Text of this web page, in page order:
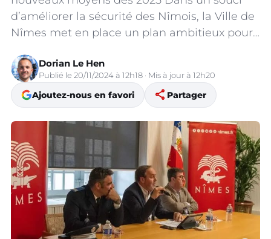
d’améliorer la sécurité des Nîmois, la Ville de
Nîmes met en place un plan ambitieux pour…
Dorian Le Hen
Publié le 20/11/2024 à 12h18 · Mis à jour à 12h20
Ajoutez-nous en favori share Partager